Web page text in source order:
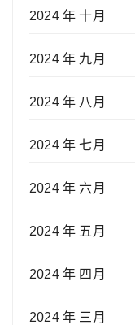
2024 年 十月
2024 年 九月
2024 年 八月
2024 年 七月
2024 年 六月
2024 年 五月
2024 年 四月
2024 年 三月